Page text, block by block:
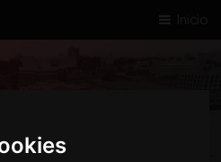
Inicio
ARIES